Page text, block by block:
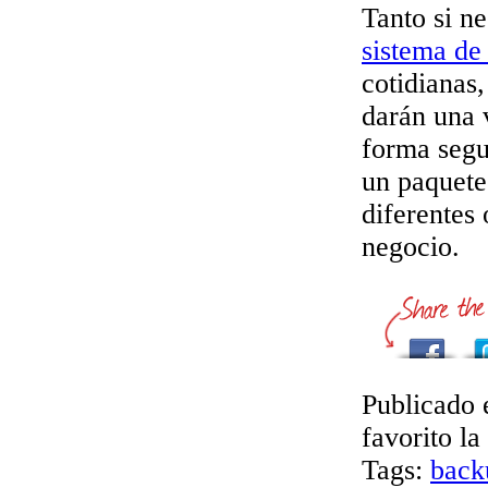
Tanto si
sistema
darán una
forma
un
diferentes
negocio.
Publicado
favorito la
Tags: